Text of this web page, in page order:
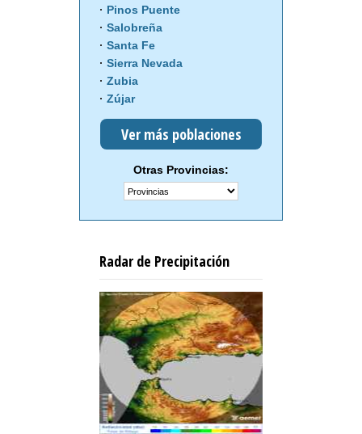
Pinos Puente
Salobreña
Santa Fe
Sierra Nevada
Zubia
Zújar
Ver más poblaciones
Otras Provincias:
Radar de Precipitación